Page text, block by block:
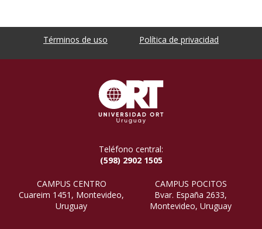
Términos de uso Política de privacidad
Teléfono central:
(598) 2902 1505
CAMPUS CENTRO
Cuareim 1451, Montevideo,
Uruguay
CAMPUS POCITOS
Bvar. España 2633,
Montevideo, Uruguay